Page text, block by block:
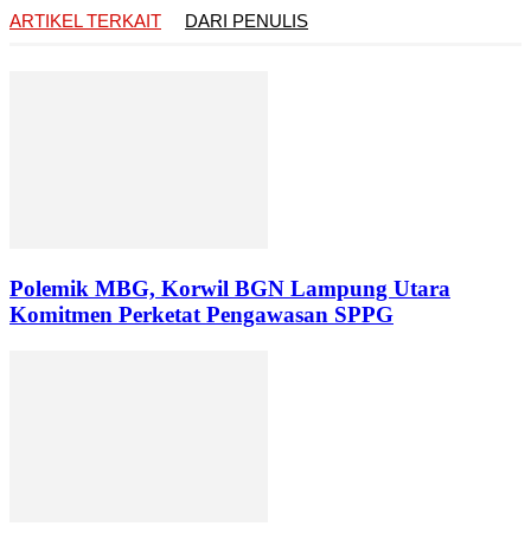
ARTIKEL TERKAIT
DARI PENULIS
Polemik MBG, Korwil BGN Lampung Utara
Komitmen Perketat Pengawasan SPPG